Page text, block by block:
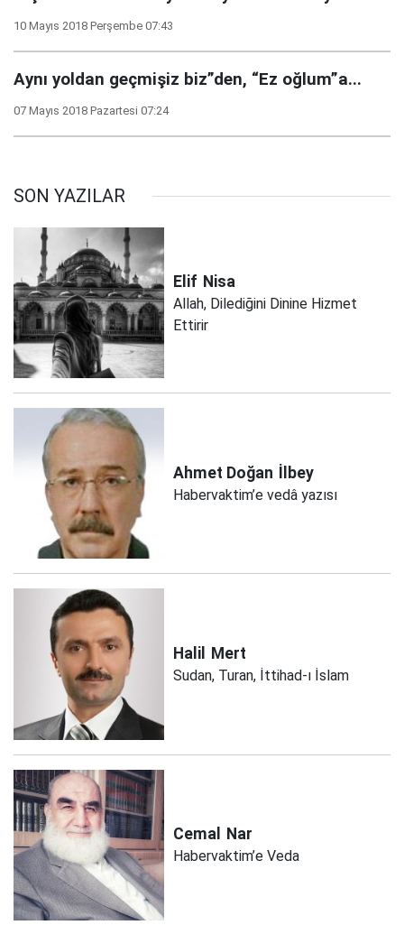
10 Mayıs 2018 Perşembe 07:43
Aynı yoldan geçmişiz biz”den, “Ez oğlum”a...
07 Mayıs 2018 Pazartesi 07:24
SON YAZILAR
Elif Nisa
Allah, Dilediğini Dinine Hizmet
Ettirir
Ahmet Doğan İlbey
Habervaktim’e vedâ yazısı
Halil Mert
Sudan, Turan, İttihad-ı İslam
Cemal Nar
Habervaktim’e Veda